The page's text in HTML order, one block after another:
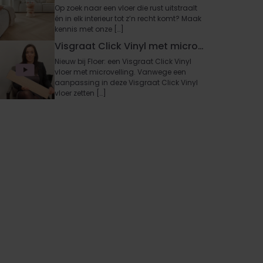
Op zoek naar een vloer die rust uitstraalt
én in elk interieur tot z’n recht komt? Maak
kennis met onze […]
Visgraat Click Vinyl met microvelling | Nieuw bij Floer
Nieuw bij Floer: een Visgraat Click Vinyl
vloer met microvelling. Vanwege een
aanpassing in deze Visgraat Click Vinyl
vloer zetten […]